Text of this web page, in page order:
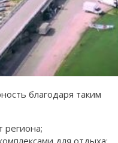
благодаря таким
региона;